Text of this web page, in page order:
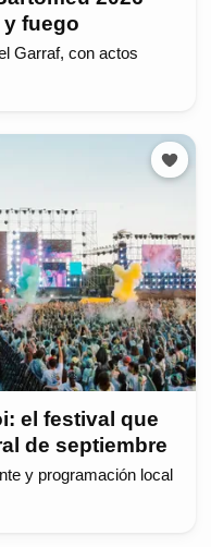
fuego
Garraf, con actos
el festival que
de septiembre
y programación local